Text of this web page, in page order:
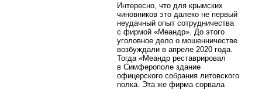
Интересно, что для крымских
чиновников это далеко не первый
неудачный опыт сотрудничества
с фирмой «Меандр». До этого
уголовное дело о мошенничестве
возбуждали в апреле 2020 года.
Тогда «Меандр реставрировал
в Симферополе здание
офицерского собрания литовского
полка. Эта же фирма сорвала